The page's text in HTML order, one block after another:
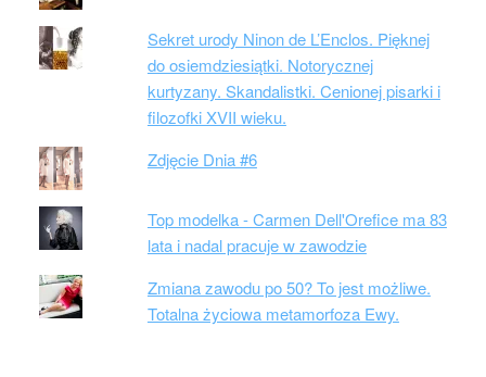
Sekret urody Ninon de L’Enclos. Pięknej
do osiemdziesiątki. Notorycznej
kurtyzany. Skandalistki. Cenionej pisarki i
filozofki XVII wieku.
Zdjęcie Dnia #6
Top modelka - Carmen Dell'Orefice ma 83
lata i nadal pracuje w zawodzie
Zmiana zawodu po 50? To jest możliwe.
Totalna życiowa metamorfoza Ewy.